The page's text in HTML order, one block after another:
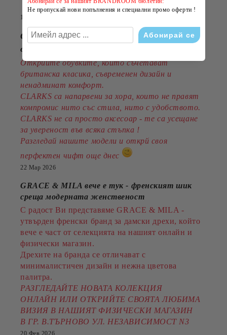
14 Юли 2026
CLARKS - стил, комфорт и традиция
от 1825година
Открийте обувките, които съчетават
британска класика, съвременен дизайн и
ненадминат комфорт.
CLARKS са напарвени за хора, които не правят
компромис нито със стила, нито с удобството.
CLARKS не са просто аксесоар - те са усещане
за увереност във всяка стъпка !
Разгледай нашите модели и открй своя
перфектен чифт още днес
22 Мар 2026
GRACE & MILA вече е тук - френският шик
среща модерната женственост
С радост Ви представяме GRACE & MILA -
утвърден френски бранд за дамски дрехи, който
вече е част от селекцията на нашият онлайн и
физически магазин.
Дрехите на бранда се отличават с
минималистичен дизайн и нежна цветова
палитра.
РАЗГЛЕДАЙТЕ НОВАТА КОЛЕКЦИЯ
ОНЛАЙН ИЛИ ОТКРИЙТЕ СВОЯТА ЛЮБИМА
ВИЗИЯ В НАШИЯТ ФИЗИЧЕСКИ МАГАЗИН
В ГР. В.ТЪРНОВО УЛ. НЕЗАВИСИМОСТ N3
20 Фев 2026
Не пропускай нови попълнения и специални промо оферти !